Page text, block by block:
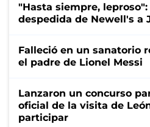
"Hasta siempre,
despedida de Newell's a
Falleció en un sanatorio
el padre de Lionel Messi
Lanzaron un concurso
oficial de la visita de
participar